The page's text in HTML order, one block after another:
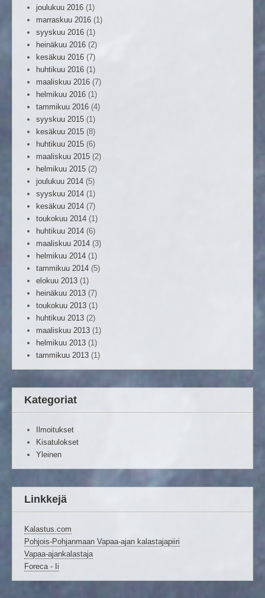
joulukuu 2016 (1)
marraskuu 2016 (1)
syyskuu 2016 (1)
heinäkuu 2016 (2)
kesäkuu 2016 (7)
huhtikuu 2016 (1)
maaliskuu 2016 (7)
helmikuu 2016 (1)
tammikuu 2016 (4)
syyskuu 2015 (1)
kesäkuu 2015 (8)
huhtikuu 2015 (6)
maaliskuu 2015 (2)
helmikuu 2015 (2)
joulukuu 2014 (5)
syyskuu 2014 (1)
kesäkuu 2014 (7)
toukokuu 2014 (1)
huhtikuu 2014 (6)
maaliskuu 2014 (3)
helmikuu 2014 (1)
tammikuu 2014 (5)
elokuu 2013 (1)
heinäkuu 2013 (7)
toukokuu 2013 (1)
huhtikuu 2013 (2)
maaliskuu 2013 (1)
helmikuu 2013 (1)
tammikuu 2013 (1)
Kategoriat
Ilmoitukset
Kisatulokset
Yleinen
Linkkejä
Kalastus.com
Pohjois-Pohjanmaan Vapaa-ajan kalastajapiiri
Vapaa-ajankalastaja
Foreca - Ii